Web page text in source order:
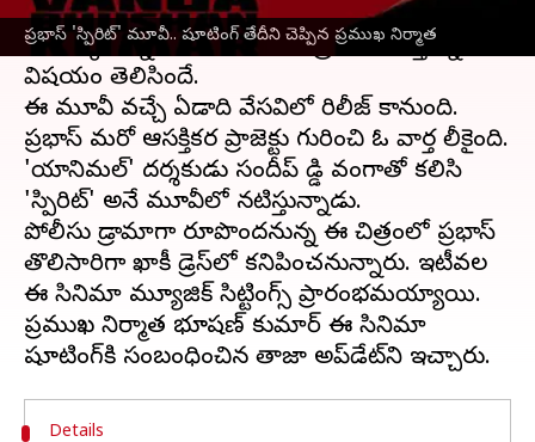
ప్రభాస్ 'స్పిరిట్' మూవీ.. షూటింగ్ తేదీని చెప్పిన ప్రముఖ నిర్మాత
రెబల్ స్టార్ప్రభాస్ప్రస్తుతం మారుతి దర్శకత్వంలో
తెరకెక్కుతున్న 'ది రాజాసాబ్‌' చిత్రంలో నటిస్తున్న
విషయం తెలిసిందే.
ఈ మూవీ వచ్చే ఏడాది వేసవిలో రిలీజ్ కానుంది.
ప్రభాస్ మరో ఆసక్తికర ప్రాజెక్టు గురించి ఓ వార్త లీకైంది.
'యానిమల్' దర్శకుడు సందీప్ రెడ్డి వంగాతో కలిసి
'స్పిరిట్' అనే మూవీలో నటిస్తున్నాడు.
పోలీసు డ్రామాగా రూపొందనున్న ఈ చిత్రంలో ప్రభాస్‌
తొలిసారిగా ఖాకీ డ్రెస్‌లో కనిపించనున్నారు. ఇటీవల
ఈ సినిమా మ్యూజిక్ సిట్టింగ్స్ ప్రారంభమయ్యాయి.
ప్రముఖ నిర్మాత భూషణ్‌ కుమార్‌ ఈ సినిమా
Details